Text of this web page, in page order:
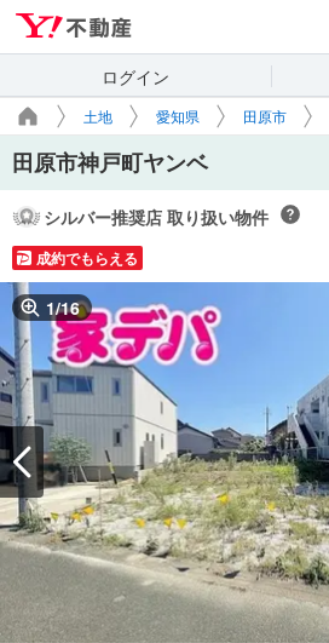
ログイン
土地 愛知県 田原市
田原市神戸町ヤンベ
シルバー推奨店 取り扱い物件
成約でもらえる
1/16